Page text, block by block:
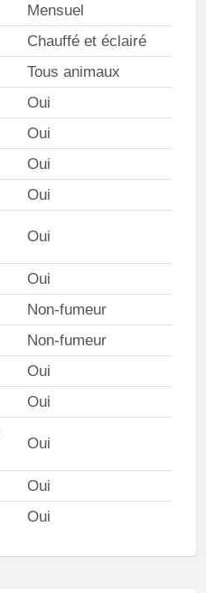
Mensuel
Chauffé et éclairé
Tous animaux
Oui
Oui
Oui
Oui
Oui
Oui
Non-fumeur
Non-fumeur
Oui
Oui
Oui
Oui
Oui